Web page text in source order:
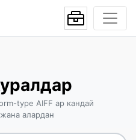
type AIFF ар кандай
алардан